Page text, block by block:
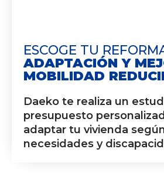
ESCOGE TU
ADAPTACIÓN Y
MOBILIDAD
Daeko te realiza un
presupuesto
adaptar tu vivienda
necesidades y